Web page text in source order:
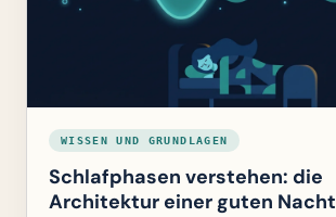
WISSEN UND GRUNDLAGEN
Schlafphasen verstehen: die
Architektur einer guten Nacht